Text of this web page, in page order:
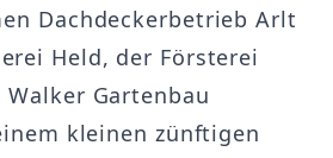
Dachdeckerbetrieb Arlt
Held, der Försterei
Gartenbau
kleinen zünftigen